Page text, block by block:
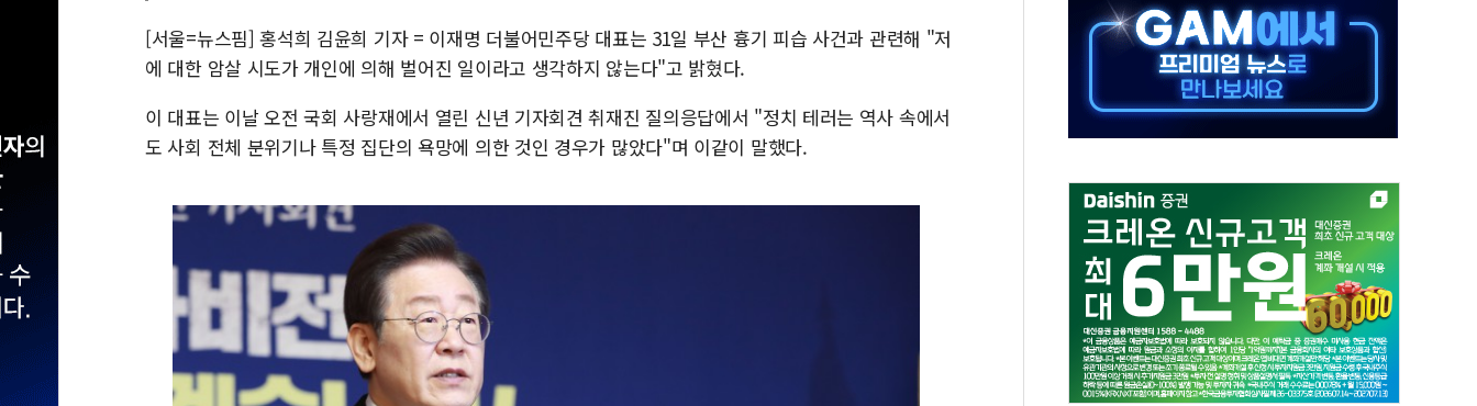
태국 학교서 중학생 총기 난사...최소 7명 사망
40.2도 찍은 서울 등 폭염중대경보 해제…누적 온열질환자 2872명
"文정부 악몽 재현 안돼"...李 부동산 세제안에 與 내부서 '총선·대선 직격탄' 우려
신세계사이먼 '대구 프리미엄 아울렛' 건립 '본궤도'
[서울=뉴스핌] 홍석희 김윤희 기자 = 이재명 더불어민주당 대표는 31일 부산 흉기 피습 사건과 관련해 "저
에 대한 암살 시도가 개인에 의해 벌어진 일이라고 생각하지 않는다"고 밝혔다.
이 대표는 이날 오전 국회 사랑재에서 열린 신년 기자회견 취재진 질의응답에서 "정치 테러는 역사 속에서
도 사회 전체 분위기나 특정 집단의 욕망에 의한 것인 경우가 많았다"며 이같이 말했다.